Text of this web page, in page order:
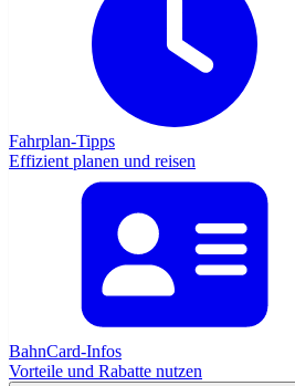
Fahrplan-Tipps
Effizient planen und reisen
BahnCard-Infos
Vorteile und Rabatte nutzen